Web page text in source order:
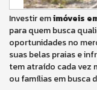
Investir emimóveis
para quem busca
oportunidades no
suas belas praias e
tem atraído cada vez
ou famílias em busca